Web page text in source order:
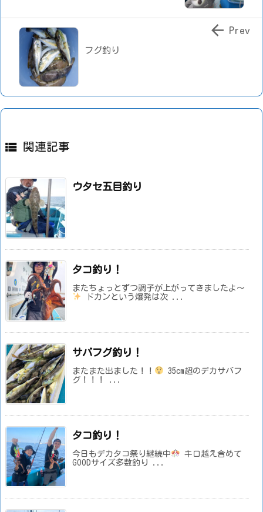
フグ釣り
 Prev
 関連記事
ウタセ五目釣り
タコ釣り！
またちょっとずつ調子が上がってきましたよ～
ドカンという爆発は次 ...
サバフグ釣り！
またまた出ました！！
35cm超のデカサバフ
グ！！！ ...
タコ釣り！
今日もデカタコ祭り継続中
キロ越え含めて
GOODサイズ多数釣り ...